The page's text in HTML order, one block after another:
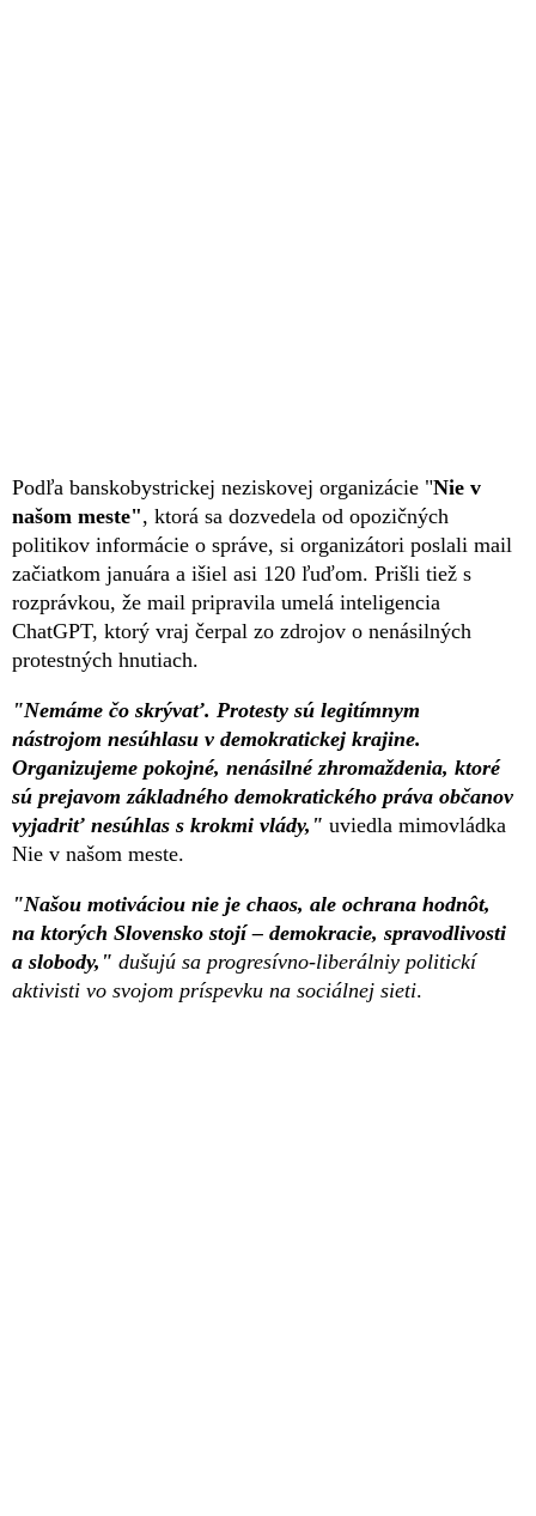
Podľa banskobystrickej neziskovej organizácie "Nie v
našom meste", ktorá sa dozvedela od opozičných
politikov informácie o správe, si organizátori poslali mail
začiatkom januára a išiel asi 120 ľuďom. Prišli tiež s
rozprávkou, že mail pripravila umelá inteligencia
ChatGPT, ktorý vraj čerpal zo zdrojov o nenásilných
protestných hnutiach.
"Nemáme čo skrývať. Protesty sú legitímnym
nástrojom nesúhlasu v demokratickej krajine.
Organizujeme pokojné, nenásilné zhromaždenia, ktoré
sú prejavom základného demokratického práva občanov
vyjadriť nesúhlas s krokmi vlády," uviedla mimovládka
Nie v našom meste.
"Našou motiváciou nie je chaos, ale ochrana hodnôt,
na ktorých Slovensko stojí – demokracie, spravodlivosti
a slobody," dušujú sa progresívno-liberálniy politickí
aktivisti vo svojom príspevku na sociálnej sieti.